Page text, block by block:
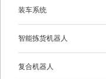
装车系统
智能拣货机器人
复合机器人